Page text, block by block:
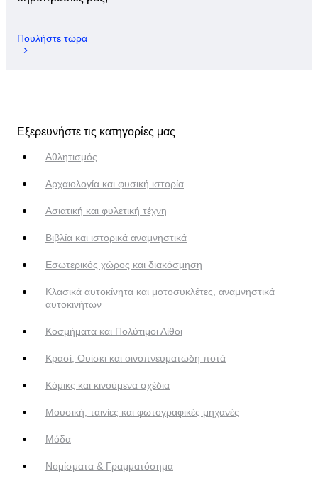
Πουλήστε τώρα
Εξερευνήστε τις κατηγορίες μας
Αθλητισμός
Αρχαιολογία και φυσική ιστορία
Ασιατική και φυλετική τέχνη
Βιβλία και ιστορικά αναμνηστικά
Εσωτερικός χώρος και διακόσμηση
Κλασικά αυτοκίνητα και μοτοσυκλέτες, αναμνηστικά
αυτοκινήτων
Κοσμήματα και Πολύτιμοι Λίθοι
Κρασί, Ουίσκι και οινοπνευματώδη ποτά
Κόμικς και κινούμενα σχέδια
Μουσική, ταινίες και φωτογραφικές μηχανές
Μόδα
Νομίσματα & Γραμματόσημα